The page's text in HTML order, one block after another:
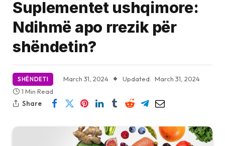
Suplementet ushqimore:
Ndihmë apo rrezik për
shëndetin?
SHËNDETI March 31, 2024 Updated: March 31, 2024
1 Min Read
Share